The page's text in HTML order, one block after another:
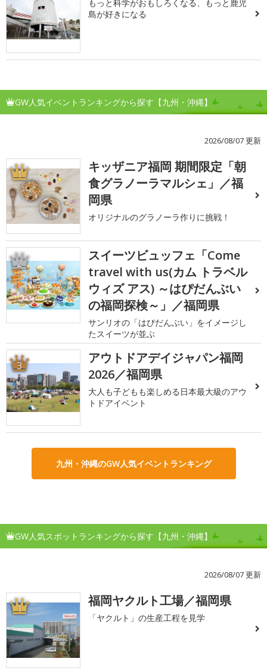
もっと科学がおもしろくなる、もっと鹿児
島が好きになる
GW人気イベントランキングから探す【九州・沖縄】
2026/08/07 更新
1
キッザニア福岡 期間限定「朝
食グラノーラマルシェ」／福
岡県
オリジナルのグラノーラ作りに挑戦！
2
スイーツビュッフェ「Come
travel with us(カム トラベル
ウィズ アス) ～はぴだんぶい
の福岡探検～」／福岡県
サンリオの「はぴだんぶい」をイメージし
たスイーツが並ぶ
3
アウトドアデイジャパン福岡
2026／福岡県
大人も子どもも楽しめる日本最大級のアウ
トドアイベント
九州・沖縄のGW人気イベントランキング
GW人気スポットランキングから探す【九州・沖縄】
2026/08/07 更新
1 福岡ヤクルト工場／福岡県
「ヤクルト」の生産工程を見学